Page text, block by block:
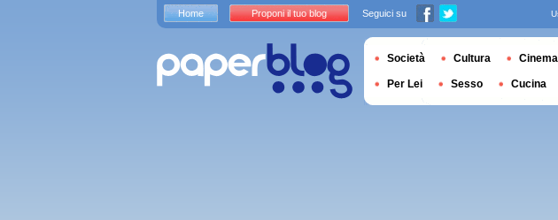
Home Proponi il tuo blog Seguici su
Società Cultura Cinema
Per Lei Sesso Cucina